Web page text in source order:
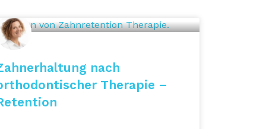
nach
Therapie –